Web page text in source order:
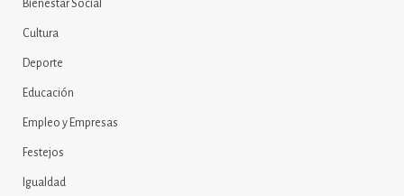
Bienestar Social
Cultura
Deporte
Educación
Empleo y Empresas
Festejos
Igualdad